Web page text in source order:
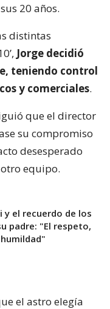
20 años.
distintas
Jorge decidió
teniendo control
y comerciales.
que el director
su compromiso
desesperado
equipo.
y el recuerdo de los
padre: "El respeto,
el astro elegía